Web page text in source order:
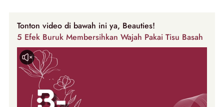
Tonton video di bawah ini ya, Beauties!
5 Efek Buruk Membersihkan Wajah Pakai Tisu Basah